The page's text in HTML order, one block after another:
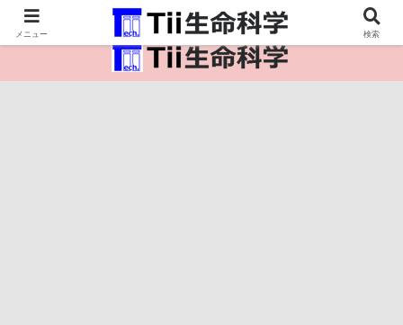
医療保健・生命・生物の情報インフラ。
メニュー 検索